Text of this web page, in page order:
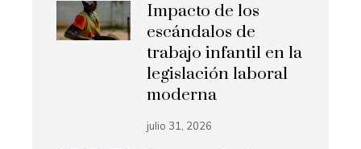
Impacto de los
escándalos de
trabajo infantil en la
legislación laboral
moderna
julio 31, 2026